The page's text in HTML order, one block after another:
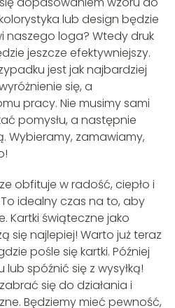
lub design będzie
naszego loga? Wtedy druk
jeszcze efektywniejszy.
jest jak najbardziej
się, a
pracy. Nie musimy sami
pomysłu, a następnie
Wybieramy, zamawiamy,
obfituje w radość, ciepło i
idealny czas na to, aby
Kartki świąteczne jako
się najlepiej! Warto już teraz
pośle się kartki. Później
spóźnić się z wysyłką!
się do działania i
Będziemy mieć pewność,